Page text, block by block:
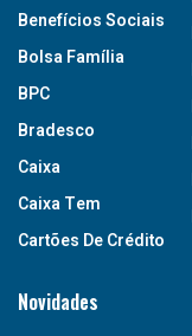
Benefícios Sociais
Bolsa Família
BPC
Bradesco
Caixa
Caixa Tem
Cartões De Crédito
Novidades